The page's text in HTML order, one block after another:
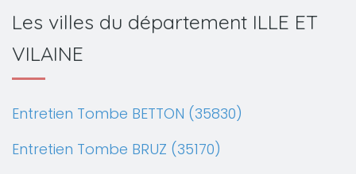
Les villes du département ILLE ET
VILAINE
Entretien Tombe BETTON (35830)
Entretien Tombe BRUZ (35170)